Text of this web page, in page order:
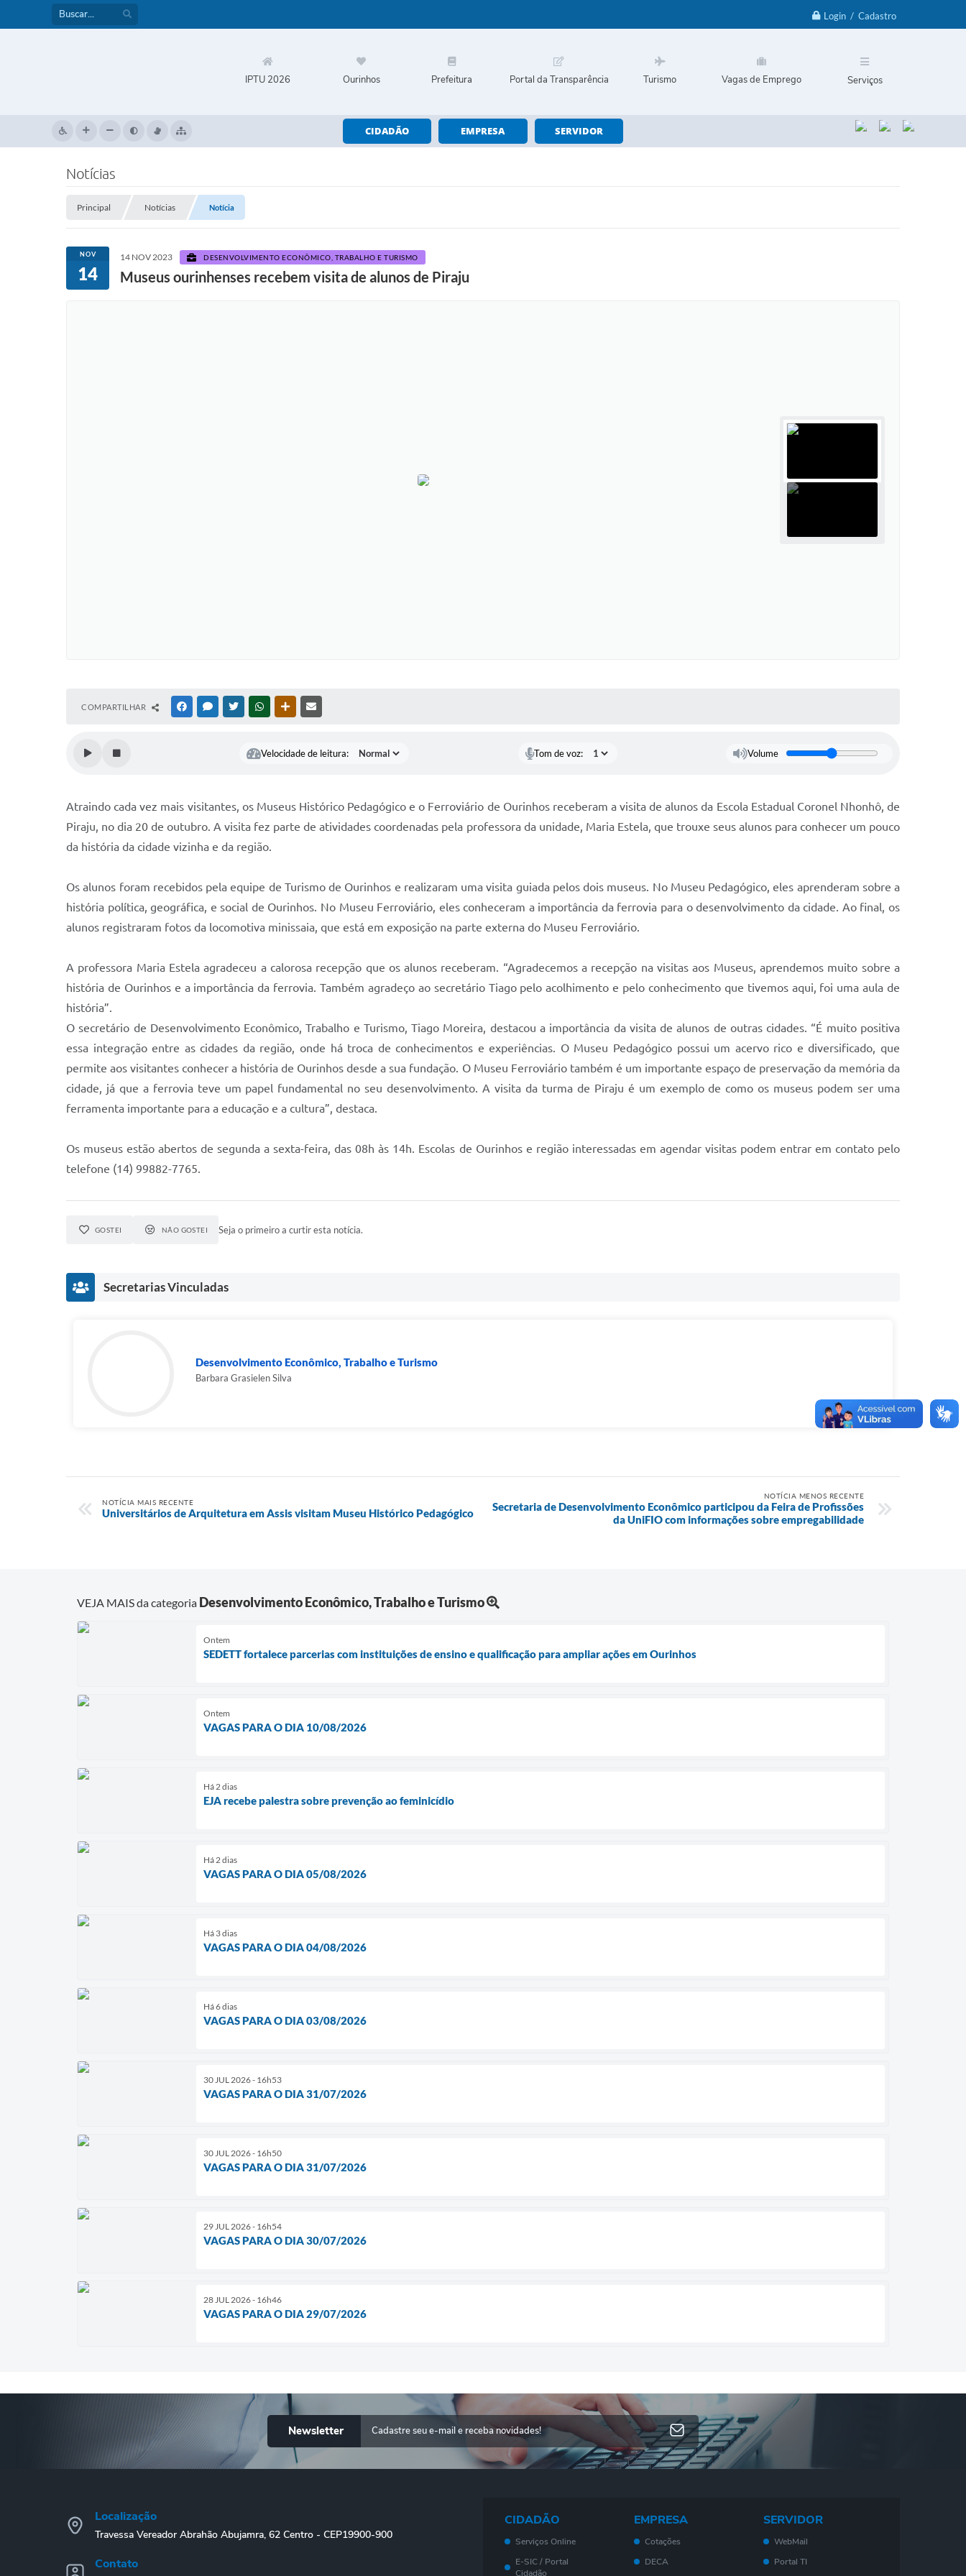
Login / Cadastro
IPTU 2026 Ourinhos Prefeitura Portal da Transparência Turismo Vagas de Emprego Serviços
CIDADÃO EMPRESA SERVIDOR
Notícias
Principal Notícias Notícia
NOV
14
14 NOV 2023 DESENVOLVIMENTO ECONÔMICO, TRABALHO E TURISMO
Museus ourinhenses recebem visita de alunos de Piraju
COMPARTILHAR FACEBOOKMESSENGER
TWITTERWHATSAPPOUTRAS MÍDIAS
Velocidade de leitura: Tom de voz: Volume
Atraindo cada vez mais visitantes, os Museus Histórico Pedagógico e o Ferroviário de Ourinhos receberam a visita de alunos da Escola Estadual Coronel Nhonhô, de
Piraju, no dia 20 de outubro. A visita fez parte de atividades coordenadas pela professora da unidade, Maria Estela, que trouxe seus alunos para conhecer um pouco
da história da cidade vizinha e da região.
Os alunos foram recebidos pela equipe de Turismo de Ourinhos e realizaram uma visita guiada pelos dois museus. No Museu Pedagógico, eles aprenderam sobre a
história política, geográfica, e social de Ourinhos. No Museu Ferroviário, eles conheceram a importância da ferrovia para o desenvolvimento da cidade. Ao final, os
alunos registraram fotos da locomotiva minissaia, que está em exposição na parte externa do Museu Ferroviário.
A professora Maria Estela agradeceu a calorosa recepção que os alunos receberam. “Agradecemos a recepção na visitas aos Museus, aprendemos muito sobre a
história de Ourinhos e a importância da ferrovia. Também agradeço ao secretário Tiago pelo acolhimento e pelo conhecimento que tivemos aqui, foi uma aula de
história”.
O secretário de Desenvolvimento Econômico, Trabalho e Turismo, Tiago Moreira, destacou a importância da visita de alunos de outras cidades. “É muito positiva
essa integração entre as cidades da região, onde há troca de conhecimentos e experiências. O Museu Pedagógico possui um acervo rico e diversificado, que
permite aos visitantes conhecer a história de Ourinhos desde a sua fundação. O Museu Ferroviário também é um importante espaço de preservação da memória da
cidade, já que a ferrovia teve um papel fundamental no seu desenvolvimento. A visita da turma de Piraju é um exemplo de como os museus podem ser uma
ferramenta importante para a educação e a cultura”, destaca.
Os museus estão abertos de segunda a sexta-feira, das 08h às 14h. Escolas de Ourinhos e região interessadas em agendar visitas podem entrar em contato pelo
telefone (14) 99882-7765.
GOSTEI NÃO GOSTEI Seja o primeiro a curtir esta notícia.
Secretarias Vinculadas
Desenvolvimento Econômico, Trabalho e Turismo
Barbara Grasielen Silva
NOTÍCIA MAIS RECENTE
Universitários de Arquitetura em Assis visitam Museu Histórico Pedagógico
NOTÍCIA MENOS RECENTE
Secretaria de Desenvolvimento Econômico participou da Feira de Profissões
da UniFIO com informações sobre empregabilidade
VEJA MAIS da categoria Desenvolvimento Econômico, Trabalho e Turismo
Ontem
SEDETT fortalece parcerias com instituições de ensino e qualificação para ampliar ações em Ourinhos
Ontem
VAGAS PARA O DIA 10/08/2026
Há 2 dias
EJA recebe palestra sobre prevenção ao feminicídio
Há 2 dias
VAGAS PARA O DIA 05/08/2026
Há 3 dias
VAGAS PARA O DIA 04/08/2026
Há 6 dias
VAGAS PARA O DIA 03/08/2026
30 JUL 2026 - 16h53
VAGAS PARA O DIA 31/07/2026
30 JUL 2026 - 16h50
VAGAS PARA O DIA 31/07/2026
29 JUL 2026 - 16h54
VAGAS PARA O DIA 30/07/2026
28 JUL 2026 - 16h46
VAGAS PARA O DIA 29/07/2026
Newsletter
Localização
Travessa Vereador Abrahão Abujamra, 62 Centro - CEP19900-900
Contato
CIDADÃO
Serviços Online
E-SIC / Portal
Cidadão
EMPRESA
Cotações
DECA
SERVIDOR
WebMail
Portal TI